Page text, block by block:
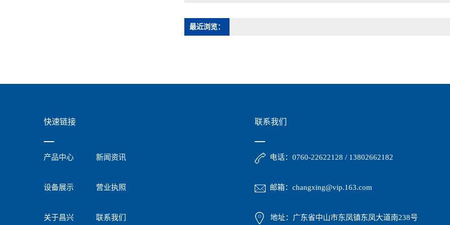
最近浏览：
快速链接
产品中心 新闻资讯
设备展示 营业执照
关于昌兴 联系我们
联系我们
电话：0760-22622128 / 13802662182
邮箱：changxing@vip.163.com
地址：广东省中山市东凤镇东凤大道南238号